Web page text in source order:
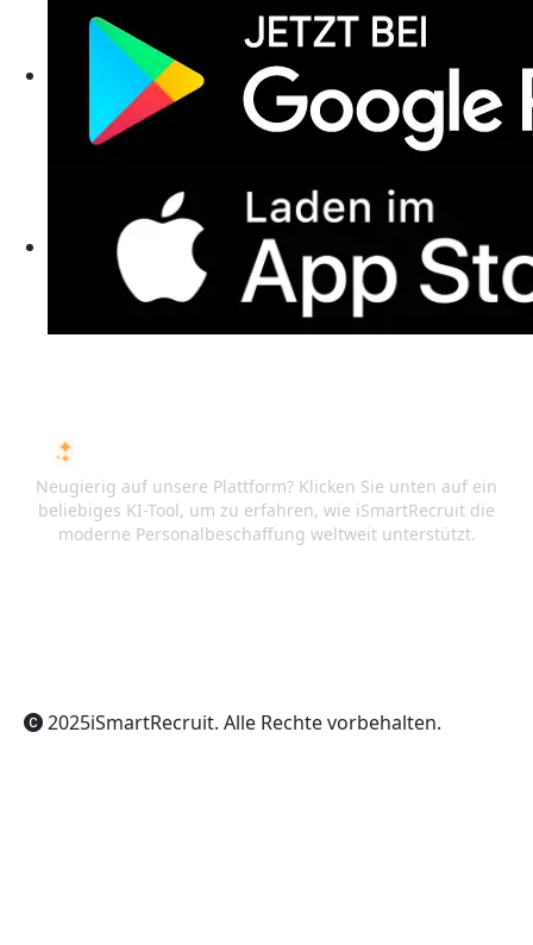
Neugierig auf unsere Plattform? Klicken Sie unten auf ein
beliebiges KI-Tool, um zu erfahren, wie iSmartRecruit die
moderne Personalbeschaffung weltweit unterstützt.
2025iSmartRecruit. Alle Rechte vorbehalten.